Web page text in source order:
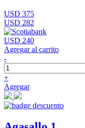
USD 375
USD 282
USD 240
Agregar al carrito
-
+
Agregar